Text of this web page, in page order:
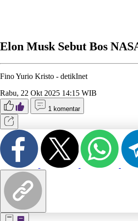
Elon Musk Sebut Bos
Fino Yurio Kristo - detikInet
Rabu, 22 Okt 2025 14:15 WIB
1 komentar